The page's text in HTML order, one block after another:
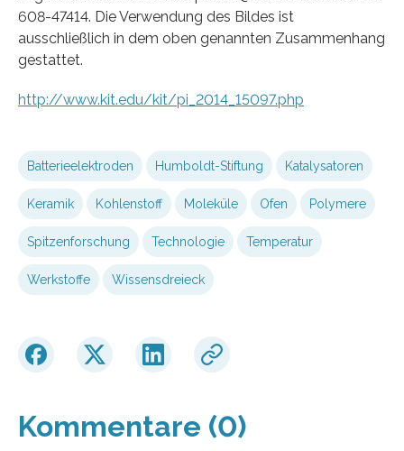
608-47414. Die Verwendung des Bildes ist
ausschließlich in dem oben genannten Zusammenhang
gestattet.
http://www.kit.edu/kit/pi_2014_15097.php
Batterieelektroden Humboldt-Stiftung Katalysatoren
Keramik Kohlenstoff Moleküle Ofen Polymere
Spitzenforschung Technologie Temperatur
Werkstoffe Wissensdreieck
Kommentare (0)